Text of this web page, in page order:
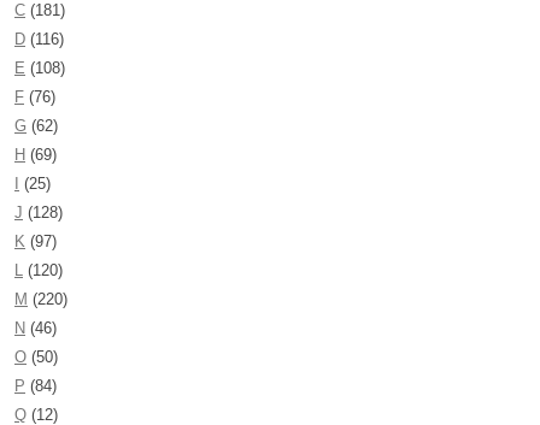
C (181)
D (116)
E (108)
F (76)
G (62)
H (69)
(25)
J (128)
K (97)
L (120)
M (220)
N (46)
O (50)
P (84)
Q (12)